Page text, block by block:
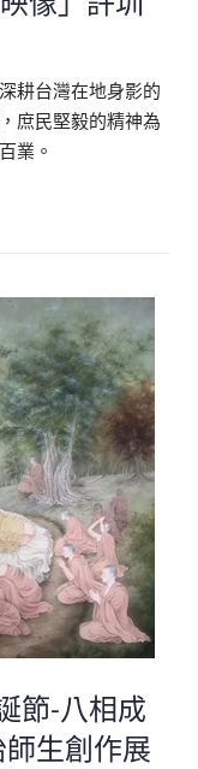
耕台灣在地身影的
庶民堅毅的精神為
業。
節-八相成
生創作展